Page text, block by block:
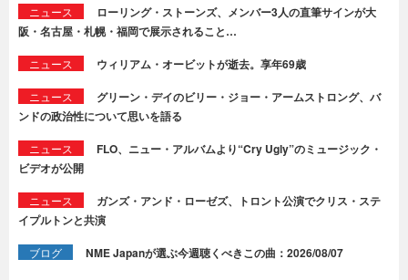
ニュース
ローリング・ストーンズ、メンバー3人の直筆サインが大
阪・名古屋・札幌・福岡で展示されること…
ニュース ウィリアム・オービットが逝去。享年69歳
ニュース
グリーン・デイのビリー・ジョー・アームストロング、バ
ンドの政治性について思いを語る
ニュース
FLO、ニュー・アルバムより“Cry Ugly”のミュージック・
ビデオが公開
ニュース
ガンズ・アンド・ローゼズ、トロント公演でクリス・ステ
イプルトンと共演
ブログ NME Japanが選ぶ今週聴くべきこの曲：2026/08/07